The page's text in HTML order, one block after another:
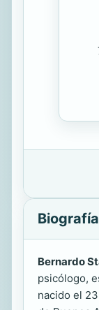
Bernardo
psicólogo,
nacido el